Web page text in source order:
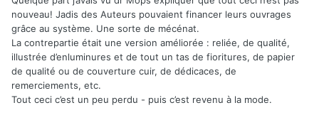
nouveau! Jadis des Auteurs pouvaient financer leurs ouvrages
grâce au système. Une sorte de mécénat.
La contrepartie était une version améliorée : reliée, de qualité,
illustrée d’enluminures et de tout un tas de fioritures, de papier
de qualité ou de couverture cuir, de dédicaces, de
remerciements, etc.
Tout ceci c’est un peu perdu - puis c’est revenu à la mode.